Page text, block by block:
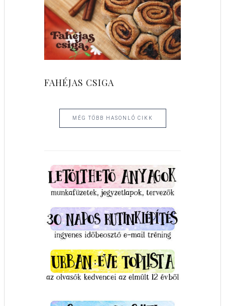
FAHÉJAS CSIGA
MÉG TÖBB HASONLÓ CIKK